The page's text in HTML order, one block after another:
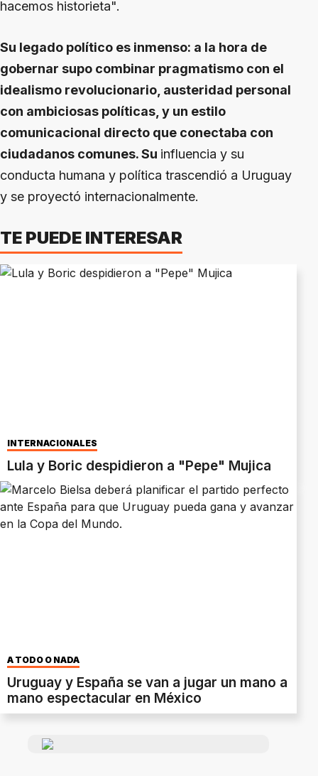
hacemos historieta".
Su legado político es inmenso: a la hora de
gobernar supo combinar pragmatismo con el
idealismo revolucionario, austeridad personal
con ambiciosas políticas, y un estilo
comunicacional directo que conectaba con
ciudadanos comunes. Su influencia y su
conducta humana y política trascendió a Uruguay
y se proyectó internacionalmente.
TE PUEDE INTERESAR
INTERNACIONALES
Lula y Boric despidieron a "Pepe" Mujica
A TODO O NADA
Uruguay y España se van a jugar un mano a
mano espectacular en México